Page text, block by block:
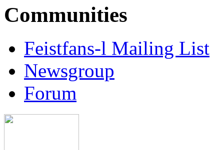
Communities
Feistfans-l Mailing List
Newsgroup
Forum